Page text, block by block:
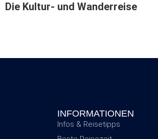
Die Kultur- und Wanderreise
INFORMATIONEN
Infos & Reisetipps